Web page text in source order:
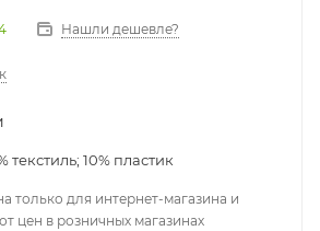
Нашли дешевле?
текстиль; 10% пластик
только для интернет-магазина и
цен в розничных магазинах